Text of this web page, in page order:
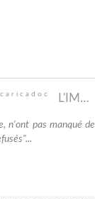
L'IMPRESSIONNISME VU PAR LE DESSIN DE PRESSE, exposition itinérante à imprimer / louer - c a r i c a d o c
n'ont pas manqué de